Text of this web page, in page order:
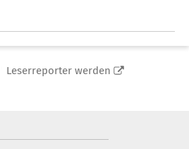
Leserreporter werden